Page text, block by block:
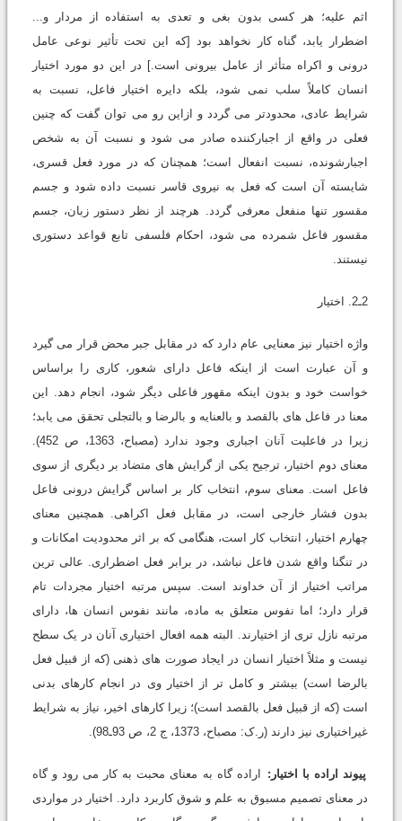
اثم علیه؛ هر کسى بدون بغى و تعدى به استفاده از مردار و...
اضطرار یابد، گناه کار نخواهد بود [که این تحت تأثیر نوعى عامل
درونى و اکراه متأثر از عامل بیرونى است.] در این دو مورد اختیار
انسان کاملاً سلب نمى شود، بلکه دایره اختیار فاعل، نسبت به
شرایط عادى، محدودتر مى گردد و ازاین رو مى توان گفت که چنین
فعلى در واقع از اجبارکننده صادر مى شود و نسبت آن به شخص
اجبارشونده، نسبت انفعال است؛ همچنان که در مورد فعل قسرى،
شایسته آن است که فعل به نیروى قاسر نسبت داده شود و جسم
مقسور تنها منفعل معرفى گردد. هرچند از نظر دستور زبان، جسم
مقسور فاعل شمرده مى شود، احکام فلسفى تابع قواعد دستورى
نیستند.
2ـ2. اختیار
واژه اختیار نیز معنایى عام دارد که در مقابل جبر محض قرار مى گیرد
و آن عبارت است از اینکه فاعل داراى شعور، کارى را براساس
خواست خود و بدون اینکه مقهور فاعلى دیگر شود، انجام دهد. این
معنا در فاعل هاى بالقصد و بالعنایه و بالرضا و بالتجلى تحقق مى یابد؛
زیرا در فاعلیت آنان اجبارى وجود ندارد (مصباح، 1363، ص 452).
معناى دوم اختیار، ترجیح یکى از گرایش هاى متضاد بر دیگرى از سوى
فاعل است. معناى سوم، انتخاب کار بر اساس گرایش درونى فاعل
بدون فشار خارجى است، در مقابل فعل اکراهى. همچنین معناى
چهارم اختیار، انتخاب کار است، هنگامى که بر اثر محدودیت امکانات و
در تنگنا واقع شدن فاعل نباشد، در برابر فعل اضطرارى. عالى ترین
مراتب اختیار از آن خداوند است. سپس مرتبه اختیار مجردات تام
قرار دارد؛ اما نفوس متعلق به ماده، مانند نفوس انسان ها، داراى
مرتبه نازل ترى از اختیارند. البته همه افعال اختیارى آنان در یک سطح
نیست و مثلاً اختیار انسان در ایجاد صورت هاى ذهنى (که از قبیل فعل
بالرضا است) بیشتر و کامل تر از اختیار وى در انجام کارهاى بدنى
است (که از قبیل فعل بالقصد است)؛ زیرا کارهاى اخیر، نیاز به شرایط
غیراختیارى نیز دارند (ر.ک: مصباح، 1373، ج 2، ص 93ـ98).
پیوند اراده با اختیار:
اراده گاه به معناى محبت به کار مى رود و گاه
در معناى تصمیم مسبوق به علم و شوق کاربرد دارد. اختیار در مواردى